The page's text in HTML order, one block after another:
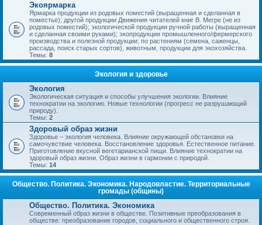
Экоярмарка
Ярмарка продукции из родовых поместий (выращенная и сделанная в
поместье); другой продукции Движения читателей книг В. Мегре (не из
родовых поместий); экологической продукции ручной работы (выращенная
и сделанная своими руками); экопродукции промышленного/фермерского
производства и полезной продукции; по растениям (семена, саженцы,
рассада, поиск старых сортов), животным, продукции для экохозяйства.
Темы: 8
Экология и здоровье
Экология
Экологическая ситуация и способы улучшения экологии. Влияние
технократии на экологию. Новые технологии (прогресс не разрушающий
природу).
Темы: 2
Здоровый образ жизни
Здоровье – экология человека. Влияние окружающей обстановки на
самочувствие человека. Восстановление здоровья. Естественное питание.
Приготовление вкусной вегетарианской пищи. Влияние технократии на
здоровый образ жизни. Образ жизни в гармонии с природой.
Темы: 14
Общество. Политика. Экономика. Народовластие. Территориальные
громады (общины)
Общество. Политика. Экономика
Современный образ жизни в обществе. Позитивные преобразования в
обществе: преобразование городов, социального и общественного строя.